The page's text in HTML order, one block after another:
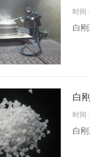
时间
白
白
时间
白